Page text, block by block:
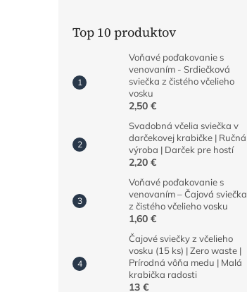
Top 10 produktov
Voňavé poďakovanie s
venovaním - Srdiečková
sviečka z čistého včelieho
vosku
2,50 €
Svadobná včelia sviečka v
darčekovej krabičke | Ručná
výroba | Darček pre hostí
2,20 €
Voňavé poďakovanie s
venovaním – Čajová sviečka
z čistého včelieho vosku
1,60 €
Čajové sviečky z včelieho
vosku (15 ks) | Zero waste |
Prírodná vôňa medu | Malá
krabička radosti
13 €